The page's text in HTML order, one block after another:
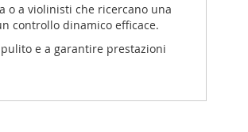
o a violinisti che ricercano una
controllo dinamico efficace.
e a garantire prestazioni